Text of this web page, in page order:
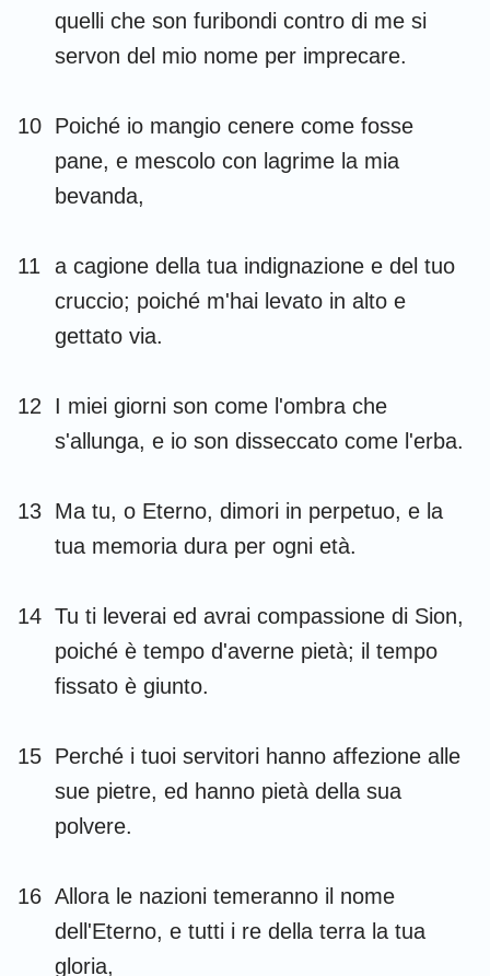
quelli che son furibondi contro di me si
servon del mio nome per imprecare.
10 Poiché io mangio cenere come fosse
pane, e mescolo con lagrime la mia
bevanda,
11
a cagione della tua indignazione e del tuo
cruccio; poiché m'hai levato in alto e
gettato via.
12
I miei giorni son come l'ombra che
s'allunga, e io son disseccato come l'erba.
13 Ma tu, o Eterno, dimori in perpetuo, e la
tua memoria dura per ogni età.
14 Tu ti leverai ed avrai compassione di Sion,
poiché è tempo d'averne pietà; il tempo
fissato è giunto.
15 Perché i tuoi servitori hanno affezione alle
sue pietre, ed hanno pietà della sua
polvere.
16 Allora le nazioni temeranno il nome
dell'Eterno, e tutti i re della terra la tua
gloria,